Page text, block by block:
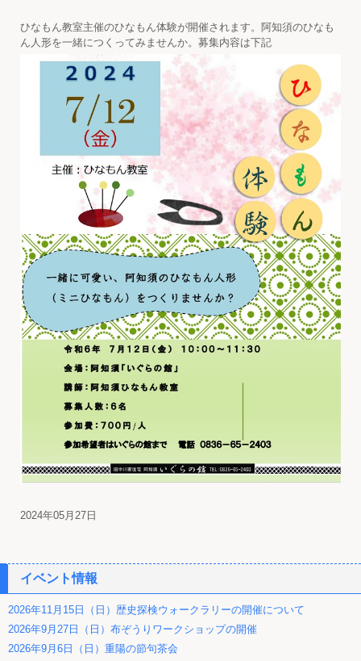
ひなもん教室主催のひなもん体験が開催されます。阿知須のひなも
ん人形を一緒につくってみませんか。募集内容は下記
2024年05月27日
イベント情報
2026年11月15日（日）歴史探検ウォークラリーの開催について
2026年9月27日（日）布ぞうりワークショップの開催
2026年9月6日（日）重陽の節句茶会